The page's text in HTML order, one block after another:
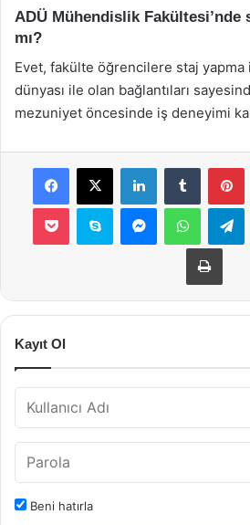
ADÜ Mühendislik Fakültesi’nde
mı?
Evet, fakülte öğrencilere staj yapma
dünyası ile olan bağlantıları
mezuniyet öncesinde iş deneyimi
Facebook
X LinkedInTumblr
Pocket Skype Messenger
Kayıt Ol
Beni hatırla